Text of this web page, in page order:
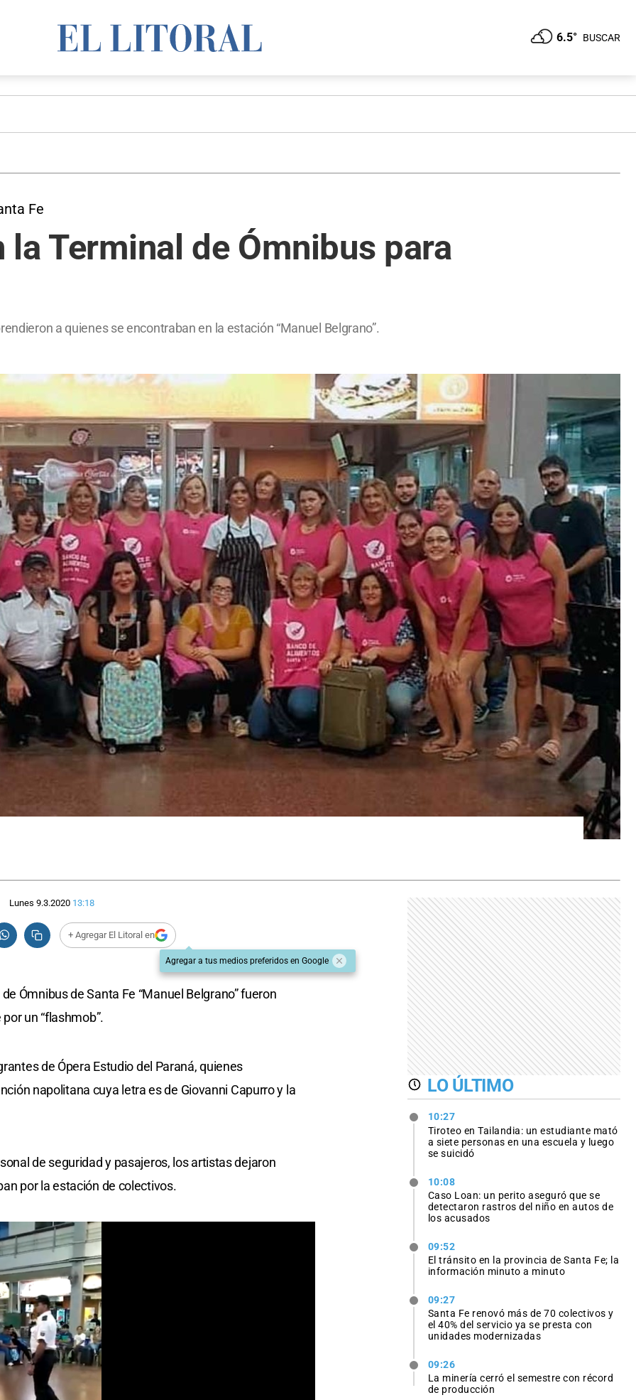
6.5° BUSCAR
Fe
la Terminal de Ómnibus para
a quienes se encontraban en la estación “Manuel Belgrano”.
Lunes 9.3.2020 13:18
+ Agregar El Litoral en
Agregar a tus medios preferidos en Google
Ómnibus de Santa Fe “Manuel Belgrano” fueron
un “flashmob”.
de Ópera Estudio del Paraná, quienes
napolitana cuya letra es de Giovanni Capurro y la
de seguridad y pasajeros, los artistas dejaron
por la estación de colectivos.
LO ÚLTIMO
10:27
Tiroteo en Tailandia: un estudiante mató
a siete personas en una escuela y luego
se suicidó
10:08
Caso Loan: un perito aseguró que se
detectaron rastros del niño en autos de
los acusados
09:52
El tránsito en la provincia de Santa Fe; la
información minuto a minuto
09:27
Santa Fe renovó más de 70 colectivos y
el 40% del servicio ya se presta con
unidades modernizadas
09:26
La minería cerró el semestre con récord
de producción